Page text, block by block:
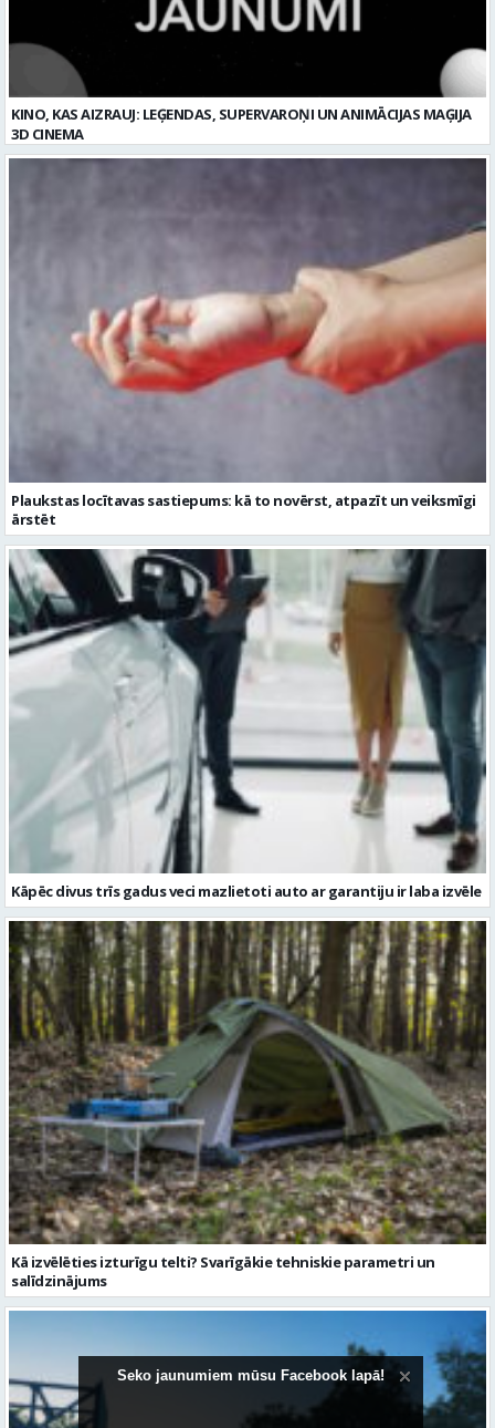
Plaukstas locītavas sastiepums: kā to novērst, atpazīt un veiksmīgi
Kāpēc divus trīs gadus veci mazlietoti auto ar garantiju ir laba izvēle
Kā izvēlēties izturīgu telti? Svarīgākie tehniskie parametri un
salīdzinājums
Seko jaunumiem mūsu Facebook lapā!